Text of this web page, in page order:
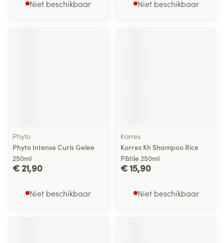
Niet beschikbaar Niet beschikbaar
Phyto
Phyto Intense Curls Gelee
250ml
€ 21,90
Niet beschikbaar
Korres
Korres Kh Shampoo Rice
P&tile 250ml
€ 15,90
Niet beschikbaar